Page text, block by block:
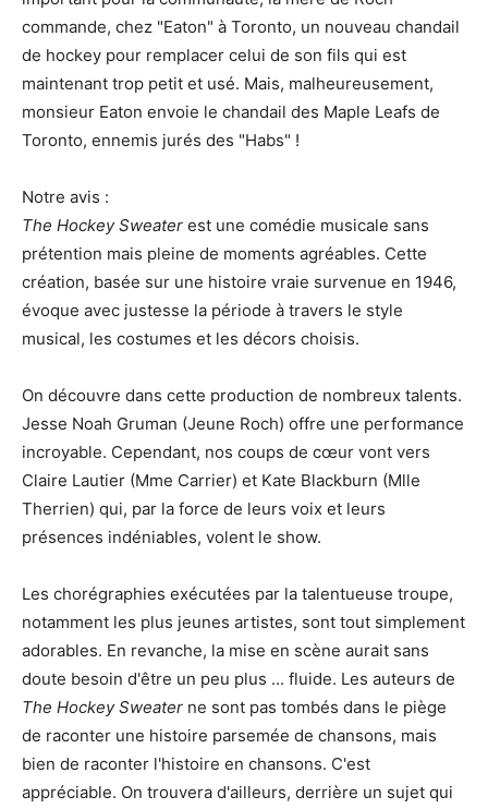
commande, chez "Eaton" à Toronto, un nouveau chandail
de hockey pour remplacer celui de son fils qui est
maintenant trop petit et usé. Mais, malheureusement,
monsieur Eaton envoie le chandail des Maple Leafs de
Toronto, ennemis jurés des "Habs" !
Notre avis :
The Hockey Sweater est une comédie musicale sans
prétention mais pleine de moments agréables. Cette
création, basée sur une histoire vraie survenue en 1946,
évoque avec justesse la période à travers le style
musical, les costumes et les décors choisis.
On découvre dans cette production de nombreux talents.
Jesse Noah Gruman (Jeune Roch) offre une performance
incroyable. Cependant, nos coups de cœur vont vers
Claire Lautier (Mme Carrier) et Kate Blackburn (Mlle
Therrien) qui, par la force de leurs voix et leurs
présences indéniables, volent le show.
Les chorégraphies exécutées par la talentueuse troupe,
notamment les plus jeunes artistes, sont tout simplement
adorables. En revanche, la mise en scène aurait sans
doute besoin d'être un peu plus ... fluide. Les auteurs de
The Hockey Sweater ne sont pas tombés dans le piège
de raconter une histoire parsemée de chansons, mais
bien de raconter l'histoire en chansons. C'est
appréciable. On trouvera d'ailleurs, derrière un sujet qui